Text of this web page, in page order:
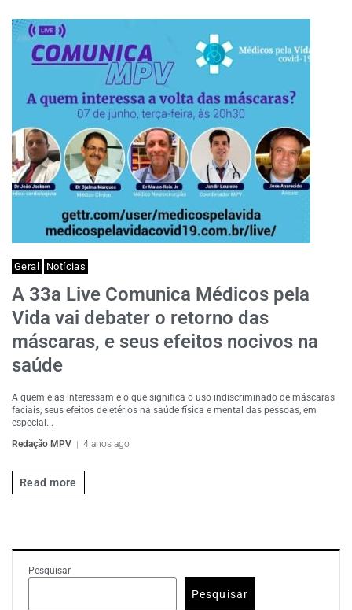
Geral Notícias
A 33a Live Comunica Médicos pela
Vida vai debater o retorno das
máscaras, e seus efeitos nocivos na
saúde
A quem elas interessam e o que significa o uso indiscriminado de máscaras
faciais, seus efeitos deletérios na saúde física e mental das pessoas, em
especial...
Redação MPV
4 anos ago
Read more
Pesquisar
Pesquisar